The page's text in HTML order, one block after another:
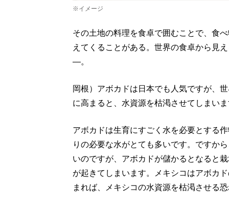
※イメージ
その土地の料理を食卓で囲むことで、食
えてくることがある。世界の食卓から見
―。
岡根）アボカドは日本でも人気ですが、
に高まると、水資源を枯渇させてしまい
アボカドは生育にすごく水を必要とする
りの必要な水がとても多いです。ですか
いのですが、アボカドが儲かるとなると
が起きてしまいます。メキシコはアボカ
まれば、メキシコの水資源を枯渇させる